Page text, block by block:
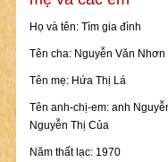
Họ và tên: Tìm gia đình
Tên cha: Nguyễn Văn Nhơn
Tên mẹ: Hứa Thị Lá
Tên anh-chị-em: anh
Nguyễn Thị Của
Năm thất lạc: 1970